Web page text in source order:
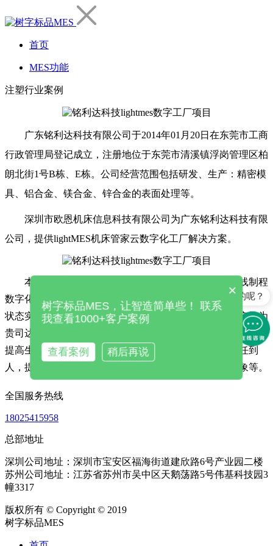
首页
MES功能
注塑行业案例
广东铭利达科技有限公司于2014年01月20日在东莞市工商
行政管理局登记成立，注册地位于东莞市清溪镇浮岗管理区柏
朗北街1号B栋、E栋。公司经营范围包括研发、生产：精密模
具、铝合金、镁合金、锌合金的表面处理等。
深圳市欧恩机床信息科技有限公司为广东铭利达科技有限
公司，提供lightMES机床管家云数字化工厂解决方案。
本方案通过智能三色灯，实现机联网，从而实现产线制程
数字化，功能包括：智能辅助排产，生产进度实时监控、设备
状态实时监控、效率统计、品质统计等。通过本方案的实施为
贵司达到：缩短交期，提升准交率；及时消除生产过程卡点，
提高生产效率；及时激励员工，改善劳资关系；品质责任到
人，提升产品合格率；打造电子生产看板，提升公司形象等。
全国服务热线
18025415958
总部地址
深圳公司地址：深圳市宝安区福海街道建欣路6号产业园二楼
苏州公司地址：江苏省苏州市吴中区天鹅荡路5号伟基科技园3
幢3317
版权所有 © Copyright © 2019
树字标品MES
是怎么收费的呢？
×
树字标品MES，让智造简单些！ 联系
我查看1000+客户案例
查看案例 稍后再说